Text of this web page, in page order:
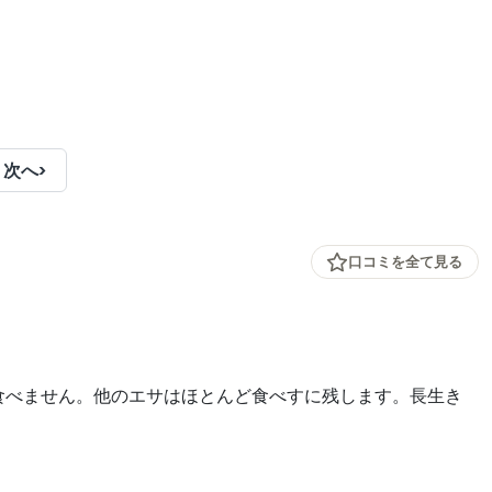
次へ›
口コミを全て見る
ません。他のエサはほとんど食べすに残します。長生き